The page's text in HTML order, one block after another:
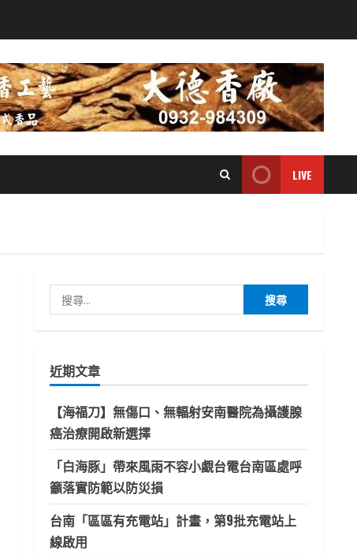
LIVE
尋
字:
近期文章
【海福刀】無傷口、無輻射安南醫院為攝護腺
癌治療開啟新選擇
「白海豚」帶來風雨不容小覷台電台南區處呼
籲落實防範以防災損
台南「區區有充電站」計畫，第9批充電站上
線啟用